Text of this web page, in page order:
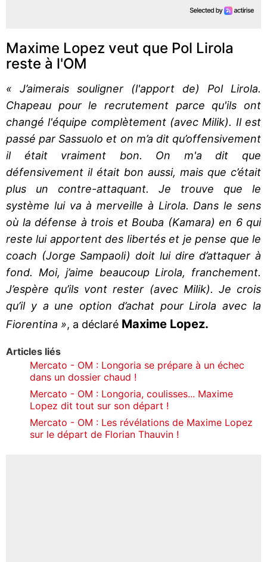
Maxime Lopez veut que Pol Lirola
reste à l'OM
« J’aimerais souligner (l'apport de) Pol Lirola.
Chapeau pour le recrutement parce qu'ils ont
changé l'équipe complètement (avec Milik). Il est
passé par Sassuolo et on m’a dit qu’offensivement
il était vraiment bon. On m'a dit que
défensivement il était bon aussi, mais que c’était
plus un contre-attaquant. Je trouve que le
système lui va à merveille à Lirola. Dans le sens
où la défense à trois et Bouba (Kamara) en 6 qui
reste lui apportent des libertés et je pense que le
coach (Jorge Sampaoli) doit lui dire d’attaquer à
fond. Moi, j’aime beaucoup Lirola, franchement.
J’espère qu’ils vont rester (avec Milik). Je crois
qu’il y a une option d’achat pour Lirola avec la
Fiorentina », a déclaré Maxime Lopez.
Articles liés
Mercato - OM : Longoria se prépare à un échec
dans un dossier chaud !
Mercato - OM : Longoria, coulisses... Maxime
Lopez dit tout sur son départ !
Mercato - OM : Les révélations de Maxime Lopez
sur le départ de Florian Thauvin !